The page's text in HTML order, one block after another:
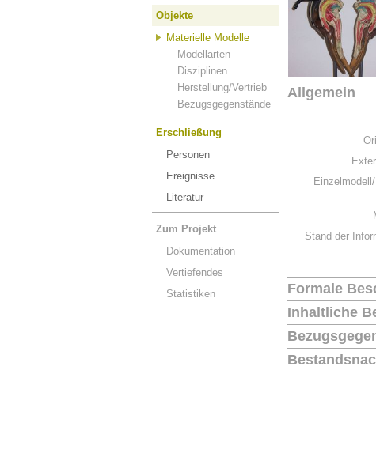
Objekte
Materielle Modelle
Modellarten
Disziplinen
Herstellung/Vertrieb
Bezugsgegenstände
Erschließung
Personen
Ereignisse
Literatur
Zum Projekt
Dokumentation
Vertiefendes
Statistiken
Allgemein
Stand der
Formale
Inhaltliche